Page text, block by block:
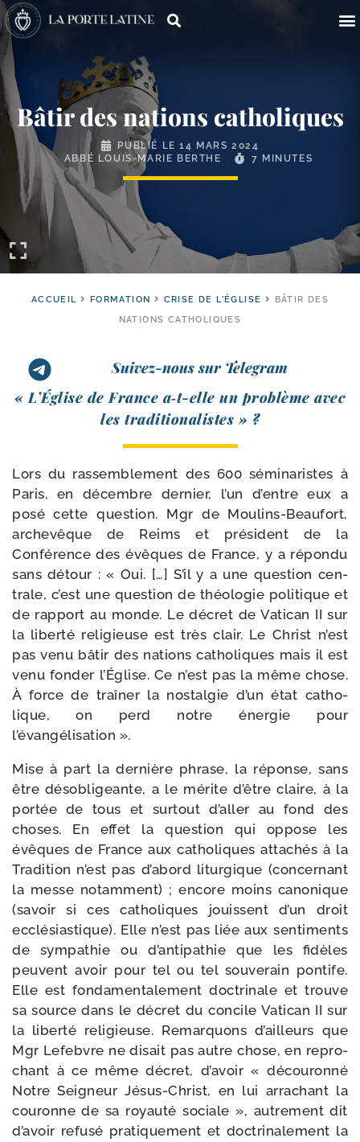
Bâtir des nations catholiques
PUBLIÉ LE14 MARS 2024
ABBÉ LOUIS-MARIE BERTHE
7 MINUTES
ACCUEIL FORMATION CRISE DE L'ÉGLISE
BÂTIR DES
NATIONS CATHOLIQUES
Suivez-nous sur Telegram
« L’Église de France a‑t-​elle un pro­blème avec
les traditionalistes » ?
Lors du ras­sem­ble­ment des 600 sémi­na­ristes à
Paris, en décembre der­nier, l’un d’entre eux a
posé cette ques­tion. Mgr de Moulins-​Beaufort,
arche­vêque de Reims et pré­sident de la
Conférence des évêques de France, y a répon­du
sans détour : « Oui. […] S’il y a une ques­tion cen­
trale, c’est une ques­tion de théo­lo­gie poli­tique et
de rap­port au monde. Le décret de Vatican II sur
la liber­té reli­gieuse est très clair. Le Christ n’est
pas venu bâtir des nations catho­liques mais il est
venu fon­der l’Église. Ce n’est pas la même chose.
À force de traî­ner la nos­tal­gie d’un état catho­
lique, on perd notre éner­gie pour
l’évangélisation ».
Mise à part la der­nière phrase, la réponse, sans
être déso­bli­geante, a le mérite d’être claire, à la
por­tée de tous et sur­tout d’aller au fond des
choses. En effet la ques­tion qui oppose les
évêques de France aux catho­liques atta­chés à la
Tradition n’est pas d’abord litur­gique (concer­nant
la messe notam­ment) ; encore moins cano­nique
(savoir si ces catho­liques jouissent d’un droit
ecclé­sias­tique). Elle n’est pas liée aux sen­ti­ments
de sym­pa­thie ou d’antipathie que les fidèles
peuvent avoir pour tel ou tel sou­ve­rain pon­tife.
Elle est fon­da­men­ta­le­ment doc­tri­nale et trouve
sa source dans le décret du concile Vatican II sur
la liber­té reli­gieuse. Remarquons d’ailleurs que
Mgr Lefebvre ne disait pas autre chose, en repro­
chant à ce même décret, d’avoir « décou­ron­né
Notre Seigneur Jésus-​Christ, en lui arra­chant la
cou­ronne de sa royau­té sociale », autre­ment dit
d’avoir refu­sé pra­ti­que­ment et doc­tri­na­le­ment la